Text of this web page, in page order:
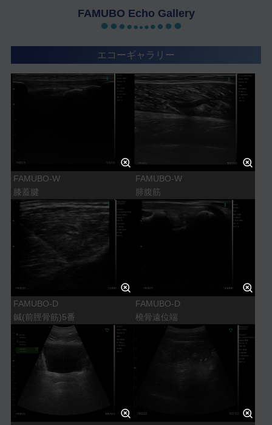
FAMUBO Echo Gallery
エコーギャラリー
FAMUBO-W
膝蓋腱
FAMUBO-W
腓腹筋
FAMUBO-D
鍼(前脛骨筋)5番
FAMUBO-D
橈骨遠位端